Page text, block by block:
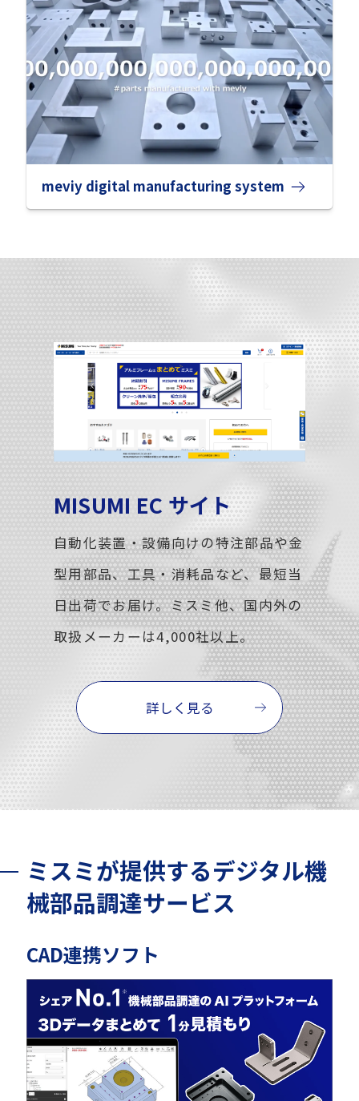
meviy digital manufacturing system
MISUMI EC サイト
自動化装置・設備向けの特注部品や金
型用部品、工具・消耗品など、最短当
日出荷でお届け。ミスミ他、国内外の
取扱メーカーは4,000社以上。
詳しく見る
ミスミが提供するデジタル機
械部品調達サービス
CAD連携ソフト